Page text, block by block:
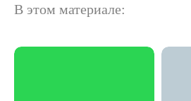
В этом материале: